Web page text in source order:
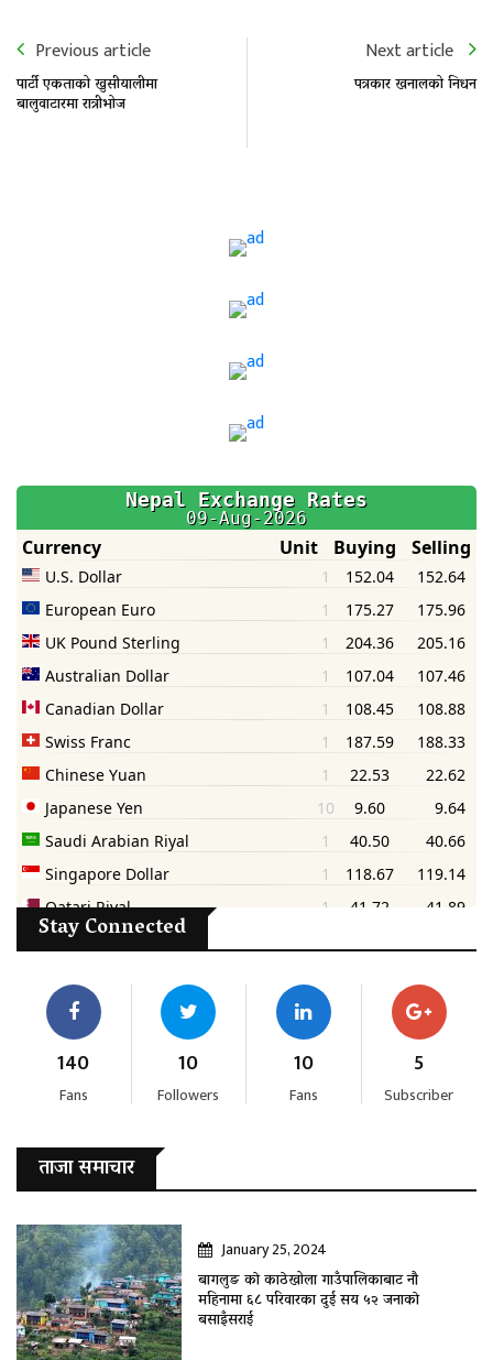
Previous article
पार्टी एकताको खुसीयालीमा
बालुवाटारमा रात्रीभोज
Next article
पत्रकार खनालको निधन
Stay Connected
140
Fans
10
Followers
10
Fans
5
Subscriber
ताजा समाचार
January 25, 2024
बागलुङ काे काठेखोला गाउँपालिकाबाट नौ
महिनामा ६८ परिवारका दुई सय ५२ जनाकाे
बसाइँसराई